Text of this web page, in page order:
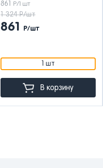
861 Р/1 шт
1 324 Р/шт
861 Р/шт
1 шт
В корзину